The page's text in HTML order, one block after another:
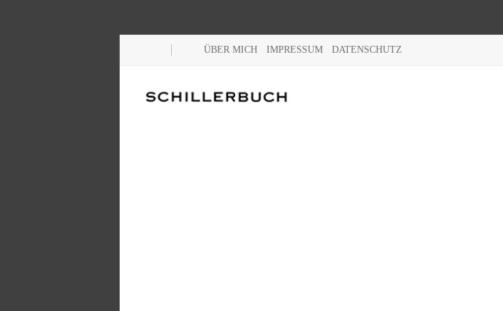
ÜBER MICH IMPRESSUM DATENSCHUTZ